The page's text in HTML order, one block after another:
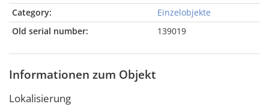
Category:
Einzelobjekte
Old serial number:
139019
Informationen zum Objekt
Lokalisierung